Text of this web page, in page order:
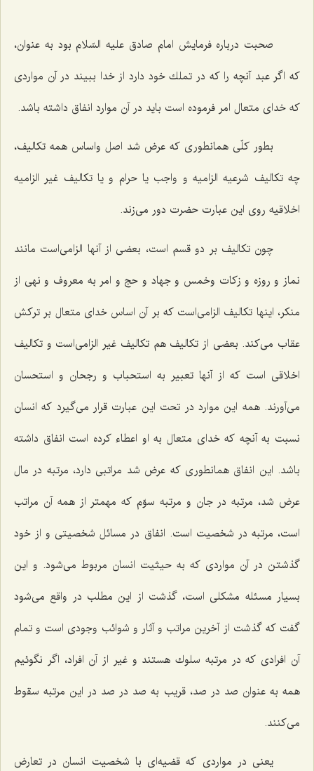
صحبت درباره فرمایش امام صادق علیه السّلام بود به عنوان،
كه اگر عبد آنچه را كه در تملك خود دارد از خدا ببیند در آن مواردی
كه خدای متعال امر فرموده است باید در آن موارد انفاق داشته باشد.
بطور كلّی همانطوری كه عرض شد اصل واساس همه تكالیف،
چه تكالیف شرعیه الزامیه و واجب یا حرام و یا تكالیف غیر الزامیه
اخلاقیه روی این عبارت حضرت دور می‌زند.
چون تكالیف بر دو قسم است، بعضی از آنها الزامی‌است مانند
نماز و روزه و زكات وخمس و جهاد و حج و امر به معروف و نهی از
منكر، اینها تكالیف الزامی‌است كه بر آن اساس خدای متعال بر تركش
عقاب می‌كند. بعضی از تكالیف هم تكالیف غیر الزامی‌است و تكالیف
اخلاقی است كه از آنها تعبیر به استحباب و رجحان و استحسان
می‌آورند. همه این موارد در تحت این عبارت قرار می‌گیرد كه انسان
نسبت به آنچه كه خدای متعال به او اعطاء كرده است انفاق داشته
باشد. این انفاق همانطوری كه عرض شد مراتبی دارد، مرتبه در مال
عرض شد، مرتبه در جان و مرتبه سوّم كه مهمتر از همه آن مراتب
است، مرتبه در شخصیت است. انفاق در مسائل شخصیتی و از خود
گذشتن در آن مواردی كه به حیثیت انسان مربوط می‌شود. و این
بسیار مسئله مشكلی است، گذشت از این مطلب در واقع می‌شود
گفت كه گذشت از آخرین مراتب و آثار و شوائب وجودی است و تمام
آن افرادی كه در مرتبه سلوك هستند و غیر از آن افراد، اگر نگوئیم
همه به عنوان صد در صد، قریب به صد در صد در این مرتبه سقوط
می‌كنند.
یعنی در مواردی كه قضیه‌ای با شخصیت انسان در تعارض